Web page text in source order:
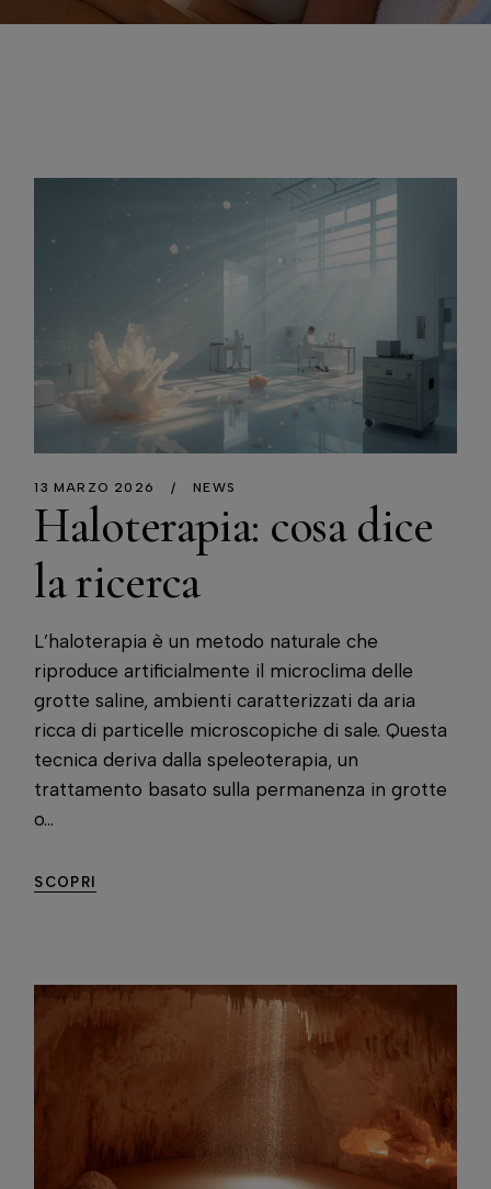
13 MARZO 2026 NEWS
Haloterapia: cosa dice
la ricerca
L’haloterapia è un metodo naturale che
riproduce artificialmente il microclima delle
grotte saline, ambienti caratterizzati da aria
ricca di particelle microscopiche di sale. Questa
tecnica deriva dalla speleoterapia, un
trattamento basato sulla permanenza in grotte
o...
SCOPRI